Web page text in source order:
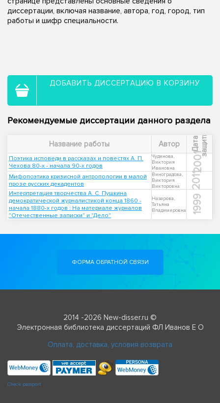
диссертации, включая название, автора, год, город, тип
работы и шифр специальности.
ДОБАВИТЬ ДИССЕРТАЦИЮ В КОРЗИНУ
Рекомендуемые диссертации данного раздела
Название работы Автор Д
а
т
а
з
а
щ
и
ты
Поэтика исповеди в рассказах и повестях А. П.
Чехова 80-х - начала 90-х годов
Чудинова,
Виктория
Ивановна
2001
Мифопоэтика кризисной антропологии в малой
прозе русских декадентов
Виноградова,
Виктория
Викторовна
2011
Интерпретация творчества А. С. Пушкина
демократической журналистикой конца 1860 -
начала 1880-х годов : На материале журналов
"Отечественные записки" и "Дело"
Назарова,
Татьяна
Владимировна
1999
ФОРМА ОБРАТНОЙ СВЯЗИ
2014 -2026 New-disser.ru ©
Электронная библиотека диссертаций ФЛ Иванов Е О
Оплата, доставка, условия возврата
Check passport